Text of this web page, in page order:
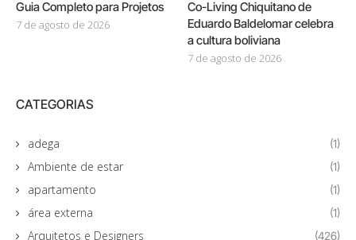
Guia Completo para Projetos
7 de agosto de 2026
Co-Living Chiquitano de
Eduardo Baldelomar celebra
a cultura boliviana
7 de agosto de 2026
CATEGORIAS
adega (1)
Ambiente de estar (1)
apartamento (1)
área externa (1)
Arquitetos e Designers (426)